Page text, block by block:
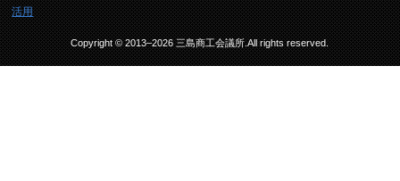
Copyright © 2013–2026 三島商工会議所.All rights reserved.